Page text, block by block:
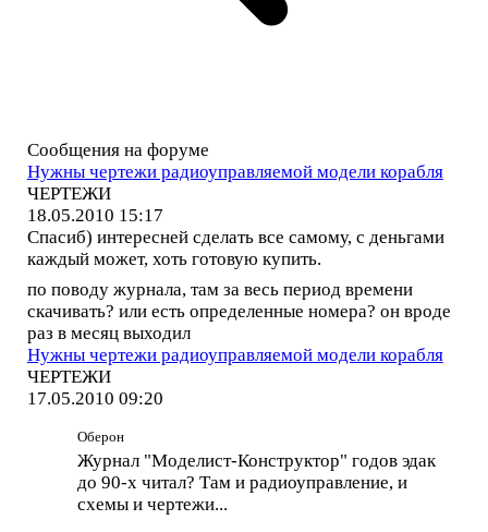
Сообщения на форуме
Нужны чертежи радиоуправляемой модели корабля
ЧЕРТЕЖИ
18.05.2010 15:17
Спасиб) интересней сделать все самому, с деньгами
каждый может, хоть готовую купить.
по поводу журнала, там за весь период времени
скачивать? или есть определенные номера? он вроде
раз в месяц выходил
Нужны чертежи радиоуправляемой модели корабля
ЧЕРТЕЖИ
17.05.2010 09:20
Оберон
Журнал "Моделист-Конструктор" годов эдак
до 90-х читал? Там и радиоуправление, и
схемы и чертежи...